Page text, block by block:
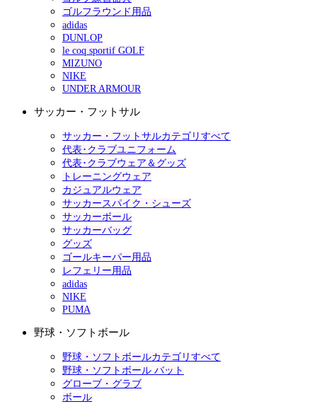
ゴルフラウンド用品
adidas
DUNLOP
le coq sportif GOLF
MIZUNO
NIKE
UNDER ARMOUR
サッカー・フットサル
サッカー・フットサルカテゴリすべて
代表･クラブユニフォーム
代表･クラブウェア＆グッズ
トレーニングウェア
カジュアルウェア
サッカースパイク・シューズ
サッカーボール
サッカーバッグ
グッズ
ゴールキーパー用品
レフェリー用品
adidas
NIKE
PUMA
野球・ソフトボール
野球・ソフトボールカテゴリすべて
野球・ソフトボール バット
グローブ・グラブ
ボール